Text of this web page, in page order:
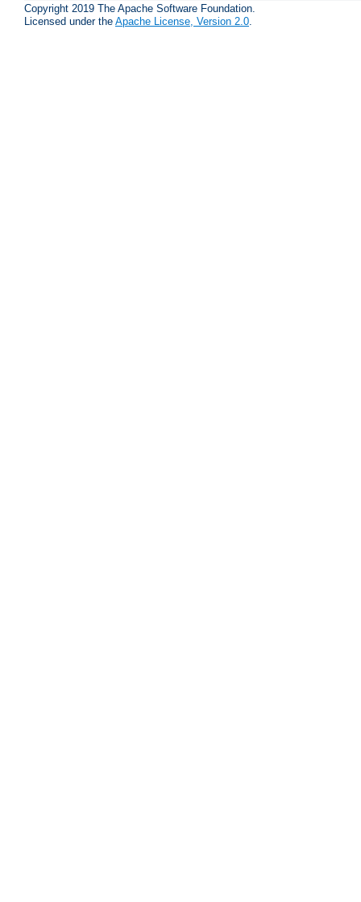
Copyright 2019 The Apache Software Foundation.
Licensed under the Apache License, Version 2.0